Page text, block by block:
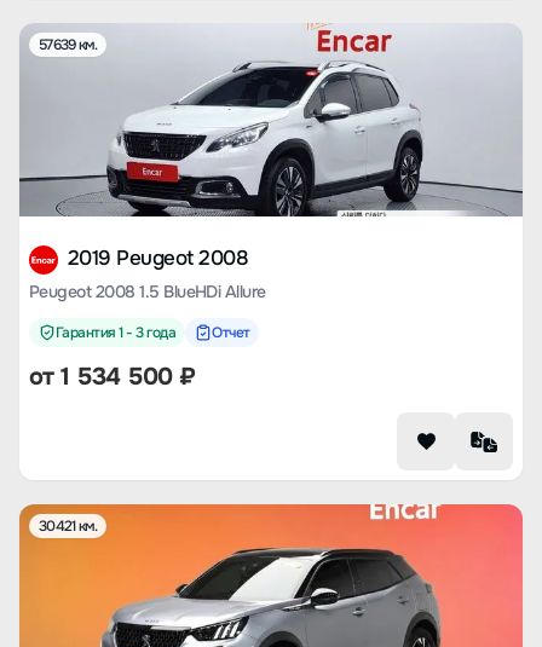
57639 км.
2019 Peugeot 2008
Peugeot 2008 1.5 BlueHDi Allure
Гарантия 1 - 3 года Отчет
от1 534 500₽
30421 км.